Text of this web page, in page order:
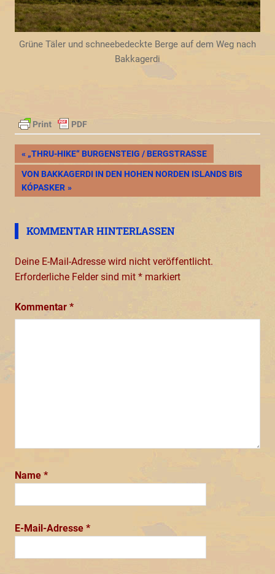
Grüne Täler und schneebedeckte Berge auf dem Weg nach
Bakkagerdi
Beitragsnavigation
VORHERIGER
BEITRAG:
„THRU-HIKE“ BURGENSTEIG / BERGSTRASSE
NÄCHSTER
BEITRAG:
VON BAKKAGERDI IN DEN HOHEN NORDEN ISLANDS BIS
KÓPASKER
KOMMENTAR HINTERLASSEN
Deine E-Mail-Adresse wird nicht veröffentlicht.
Erforderliche Felder sind mit * markiert
Kommentar *
Name *
E-Mail-Adresse *